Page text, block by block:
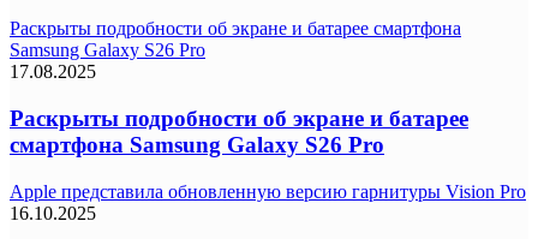
Раскрыты подробности об экране и батарее смартфона
Samsung Galaxy S26 Pro
17.08.2025
Раскрыты подробности об экране и батарее
смартфона Samsung Galaxy S26 Pro
Apple представила обновленную версию гарнитуры Vision Pro
16.10.2025